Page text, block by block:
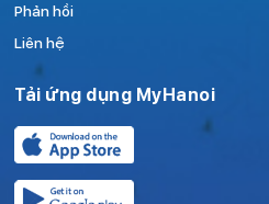
Phản hồi
Liên hệ
Tải ứng dụng MyHanoi